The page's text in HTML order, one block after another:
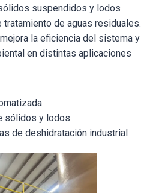
suspendidos y lodos
de aguas residuales.
la eficiencia del sistema y
en distintas aplicaciones
sólidos y lodos
de deshidratación industrial